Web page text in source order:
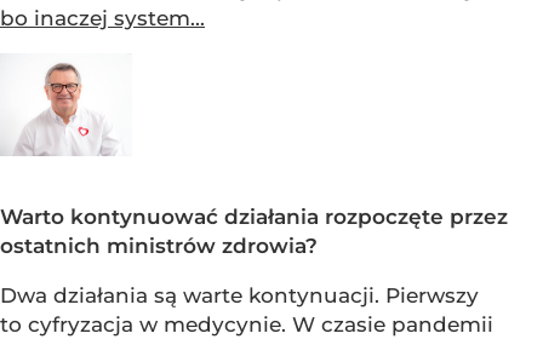
bo inaczej system...
Warto kontynuować działania rozpoczęte przez
ostatnich ministrów zdrowia?
Dwa działania są warte kontynuacji. Pierwszy
to cyfryzacja w medycynie. W czasie pandemii